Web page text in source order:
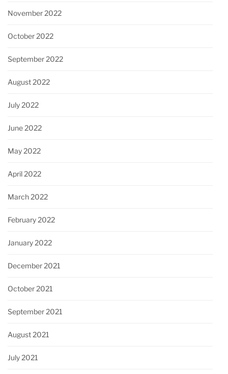
November 2022
October 2022
September 2022
August 2022
July 2022
June 2022
May 2022
April 2022
March 2022
February 2022
January 2022
December 2021
October 2021
September 2021
August 2021
July 2021